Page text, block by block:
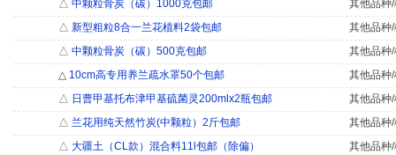
△ 中颗粒骨炭（碳）1000克包邮
其他品种
△ 新型粗粒8合一兰花植料2袋包邮
其他品种
△ 中颗粒骨炭（碳）500克包邮
其他品种
△ 10cm高专用养兰疏水罩50个包邮
其他品种
△ 日曹甲基托布津甲基硫菌灵200mlx2瓶包邮
其他品种
△ 兰花用纯天然竹炭(中颗粒）2斤包邮
其他品种
△ 大疆土（CL款）混合料11l包邮（除偏）
其他品种